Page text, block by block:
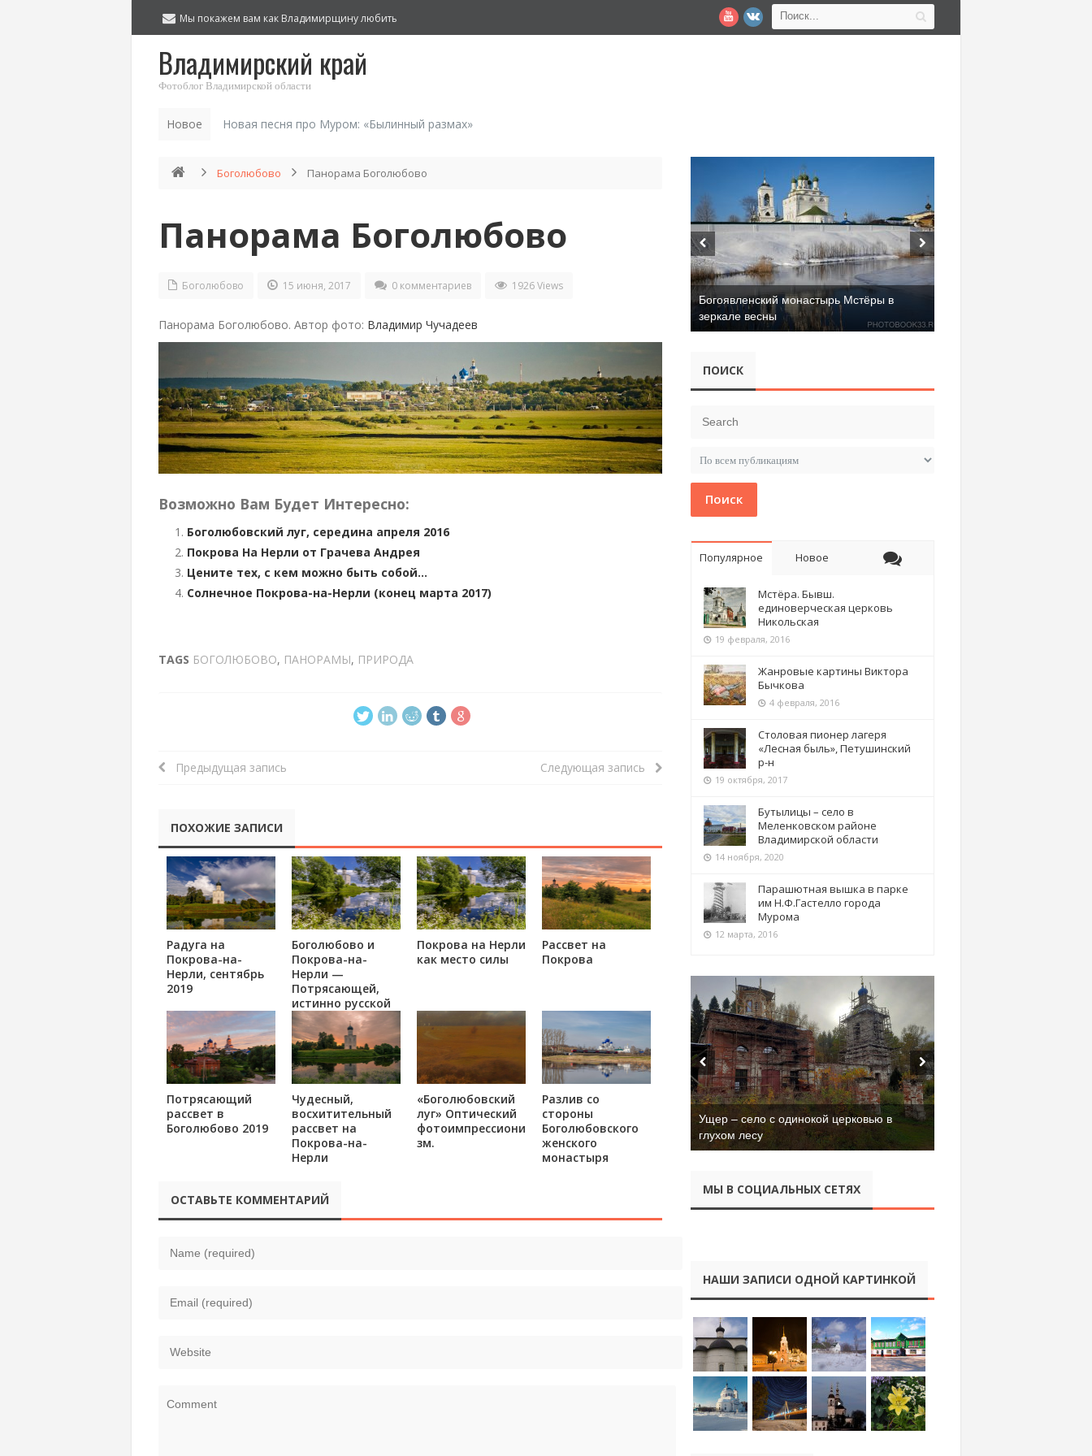
Мы покажем вам как Владимирщину любить
Владимирский край
Фотоблог Владимирской области
Новое Новая песня про Муром: «Былинный размах»
Боголюбово Панорама Боголюбово
Панорама Боголюбово
Боголюбово 15 июня, 2017 0 комментариев 1926 Views
Панорама Боголюбово. Автор фото: Владимир Чучадеев
Возможно Вам Будет Интересно:
Боголюбовский луг, середина апреля 2016
Покрова На Нерли от Грачева Андрея
Цените тех, с кем можно быть собой…
Солнечное Покрова-на-Нерли (конец марта 2017)
TAGS БОГОЛЮБОВО, ПАНОРАМЫ, ПРИРОДА
Предыдущая запись Следующая запись
ПОХОЖИЕ ЗАПИСИ
Радуга на
Покрова-на-
Нерли, сентябрь
2019
Боголюбово и
Покрова-на-
Нерли —
Потрясающей,
истинно русской
красоты, место
Покрова на Нерли
как место силы
Рассвет на
Покрова
Потрясающий
рассвет в
Боголюбово 2019
Чудесный,
восхитительный
рассвет на
Покрова-на-
Нерли
«Боголюбовский
луг» Оптический
фотоимпрессиони
зм.
Разлив со
стороны
Боголюбовского
женского
монастыря
ОСТАВЬТЕ КОММЕНТАРИЙ
Богоявленский монастырь Мстёры в
зеркале весны
ПОИСК
Поиск
Популярное Новое
Мстёра. Бывш.
единоверческая церковь
Никольская
19 февраля, 2016
Жанровые картины Виктора
Бычкова
4 февраля, 2016
Столовая пионер лагеря
«Лесная быль», Петушинский
р-н
19 октября, 2017
Бутылицы – село в
Меленковском районе
Владимирской области
14 ноября, 2020
Парашютная вышка в парке
им Н.Ф.Гастелло города
Мурома
12 марта, 2016
Ущер – село с одинокой церковью в
глухом лесу
МЫ В СОЦИАЛЬНЫХ СЕТЯХ
НАШИ ЗАПИСИ ОДНОЙ КАРТИНКОЙ